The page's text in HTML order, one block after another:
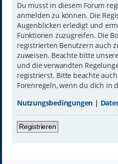
Du musst in diesem Forum
anmelden zu können. Die
Augenblicken erledigt und
Funktionen zuzugreifen. Die
registrierten Benutzern auch
zuweisen. Beachte bitte
und die verwandten
registrierst. Bitte beachte
Forenregeln, wenn du dich in
Nutzungsbedingungen |
Registrieren